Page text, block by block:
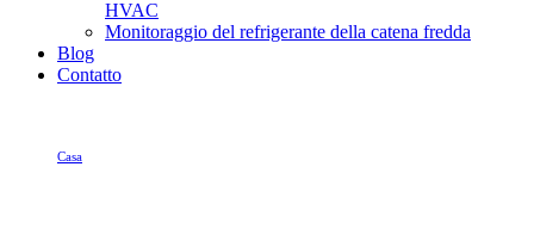
HVAC
Monitoraggio del refrigerante della catena fredda
Blog
Contatto
Casa